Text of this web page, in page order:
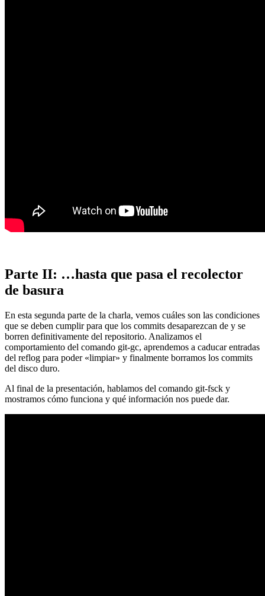
Parte II: …hasta que pasa el recolector
de basura
En esta segunda parte de la charla, vemos cuáles son las condiciones
que se deben cumplir para que los commits desaparezcan de y se
borren definitivamente del repositorio. Analizamos el
comportamiento del comando git-gc, aprendemos a caducar entradas
del reflog para poder «limpiar» y finalmente borramos los commits
del disco duro.
Al final de la presentación, hablamos del comando git-fsck y
mostramos cómo funciona y qué información nos puede dar.